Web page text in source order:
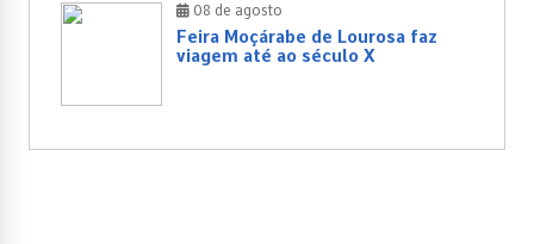
08 de agosto
Feira Moçárabe de Lourosa faz
viagem até ao século X